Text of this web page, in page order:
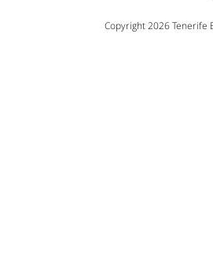
Copyright 2026 Tenerife